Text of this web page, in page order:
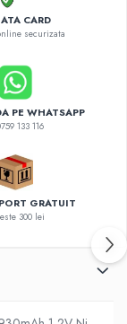
CARD
securizata
PE WHATSAPP
133 116
GRATUIT
300 lei